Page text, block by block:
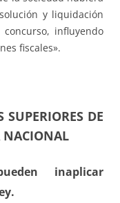
y liquidación
influyendo
fiscales».
DE
NACIONAL
inaplicar